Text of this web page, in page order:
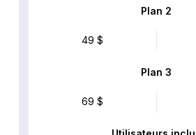
Plan 2
49 $
Plan 3
69 $